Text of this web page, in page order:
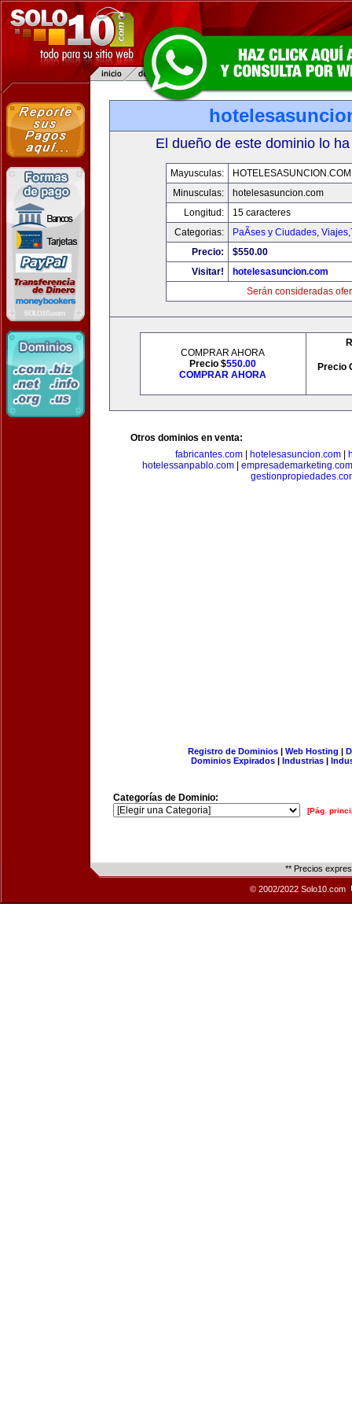
El dueño de este dominio lo
Mayusculas:
HOTELESASUNCION.COM
Minusculas:
hotelesasuncion.com
Longitud:
15 caracteres
Categorias:
PaÃ­ses y Ciudades,
Precio:
$550.00
Visitar!
hotelesasuncion.com
Serán consideradas
COMPRAR AHORA
Precio $550.00
COMPRAR AHORA
Precio
Otros dominios en venta:
fabricantes.com
hotelesasuncion.com
hotelessanpablo.com| empresademarketing.com
Registro de Dominios| Web Hosting |
Dominios Expirados | Industrias |
Categorías de Dominio:
[Pág.
** Precios
© 2002/2022 Solo10.com